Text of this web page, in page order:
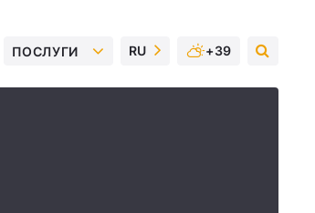
ПОСЛУГИ RU +39